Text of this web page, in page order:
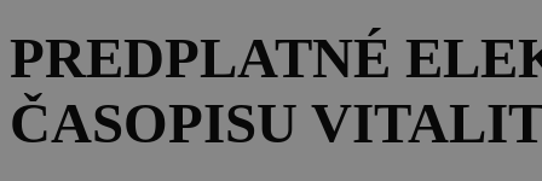
PREDPLATNÉ
ČASOPISU